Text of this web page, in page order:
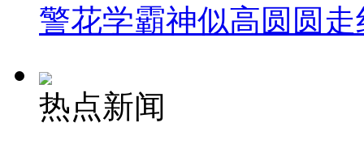
警花学霸神似高圆圆走
热点新闻